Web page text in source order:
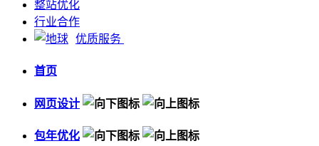
整站优化
行业合作
优质服务
首页
网页设计
包年优化